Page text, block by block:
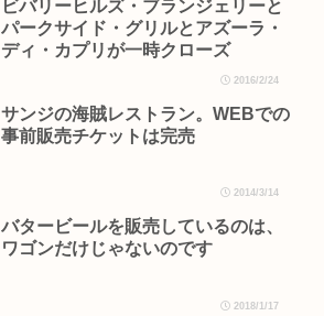
ビバリーヒルズ・ブランジェリーと
パークサイド・グリルとアズーラ・
ディ・カプリが一時クローズ
2016/2/24
サンジの海賊レストラン。WEBでの
事前販売チケットは完売
2014/3/14
バタービールを販売しているのは、
ワゴンだけじゃないのです
2018/1/17